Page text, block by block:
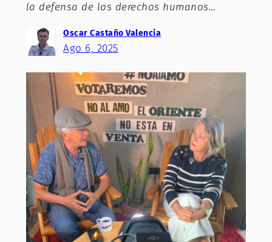
la defensa de los derechos humanos…
Oscar Castaño Valencia
Ago 6, 2025